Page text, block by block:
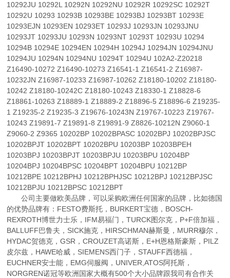
10292JU 10292L 10292N 10292NU 10292R 10292SC 10292T
10292U 10293 10293B 10293BE 10293BJ 10293BT 10293E
10293EJN 10293EN 10293ET 10293J 10293JN 10293JNU
10293JT 10293JU 10293N 10293NT 10293T 10293U 10294
10294B 10294E 10294EN 10294H 10294J 10294JN 10294JNU
10294JU 10294N 10294NU 10294T 10294U 102A2-Z20218
Z16490-10272 Z16490-10273 Z16541-1 Z16541-2 Z16987-
10232JN Z16987-10233 Z16987-10262 Z18180-10202 Z18180-
10242 Z18180-10242C Z18180-10243 Z18330-1 Z18828-6
Z18861-10263 Z18889-1 Z18889-2 Z18896-5 Z18896-6 Z19235-
1 Z19235-2 Z19235-3 Z19676-10243N Z19767-10223 Z19767-
10243 Z19891-7 Z19891-8 Z19891-9 Z8826-10212N Z9060-1
Z9060-2 Z9365 10202BP 10202BPASC 10202BPJ 10202BPJSC
10202BPJT 10202BPT 10202BPU 10203BP 10203BPEH
10203BPJ 10203BPJT 10203BPJU 10203BPU 10204BP
10204BPJ 10204BPSC 10204BPT 10204BPU 10212BP
10212BPE 10212BPHJ 10212BPHJSC 10212BPJ 10212BPJSC
10212BPJU 10212BPSC 10212BPT
公司主要做欧美品牌，可以采购欧洲任何国家的品牌，比如德国
的优势品牌有：FESTO费斯托，BURKERT宝德，BOSCH-
REXROTH博世力士乐，IFM易福门，TURCK图尔克，P+F倍加福，
BALLUFF巴鲁夫，SICK施克，HIRSCHMAN赫斯曼，MURR穆尔，
HYDAC贺德克，GSR，CROUZET高诺斯，E+H恩格斯豪斯，PILZ
皮尔兹，HAWE哈威，SIEMENS西门子，STAUFF西德福，
EUCHNER安士能，EMG伺服阀，UNIVER,ATOS阿托斯，
NORGREN诺冠等欧洲国家大概有500个大小品牌跟我司有合作关